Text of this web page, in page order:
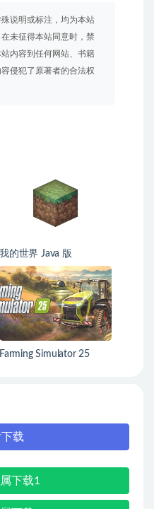
说明或标注，均为本站
未征得本站同意时，禁
内容到任何网站、书籍
侵犯了原著者的合法权
我的世界 Java 版
Farming Simulator 25
载
下载1